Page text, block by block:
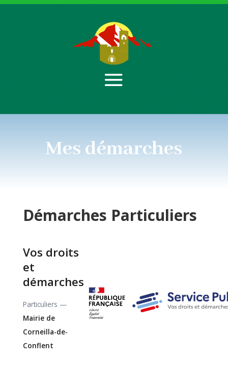
Mes démarches
Démarches Particuliers
Vos droits
et
démarches
Particuliers —
Mairie de
Corneilla-de-
Conflent